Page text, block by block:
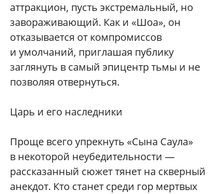
аттракцион, пусть экстремальный, но
завораживающий. Как и «Шоа», он
отказывается от компромиссов
и умолчаний, приглашая публику
заглянуть в самый эпицентр тьмы и не
позволяя отвернуться.
Царь и его наследники
Проще всего упрекнуть «Сына Саула»
в некоторой неубедительности —
рассказанный сюжет тянет на скверный
анекдот. Кто станет среди гор мертвых